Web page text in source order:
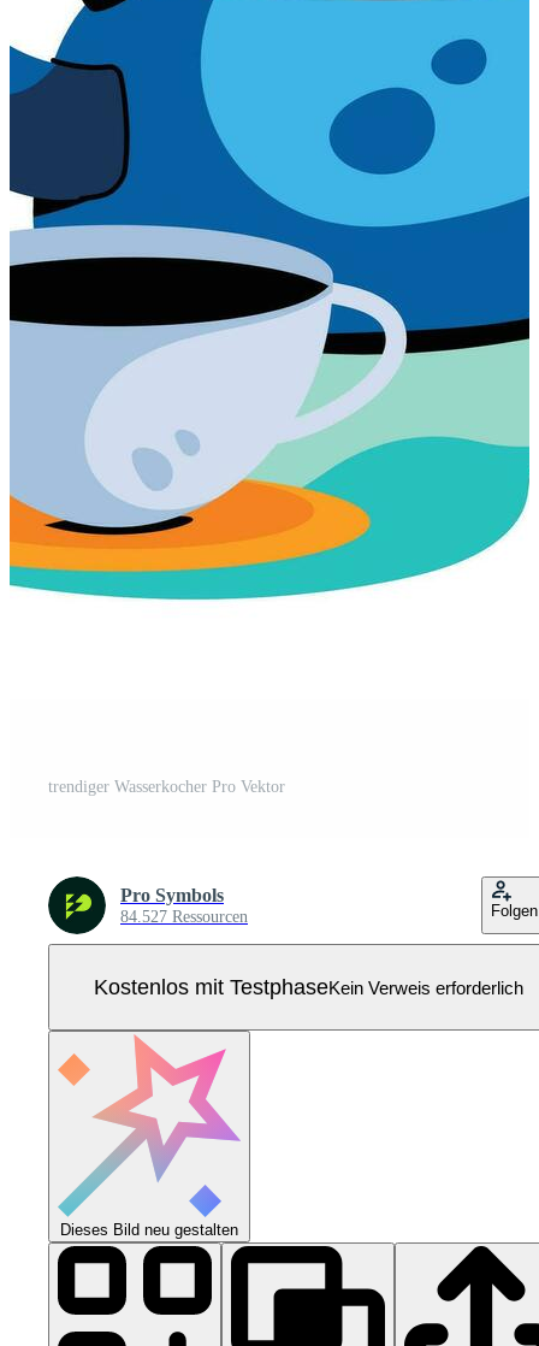
trendiger Wasserkocher Pro Vektor
Pro Symbols
84.527 Ressourcen Folgen
Kostenlos mit TestphaseKein Verweis erforderlich
Dieses Bild neu gestalten